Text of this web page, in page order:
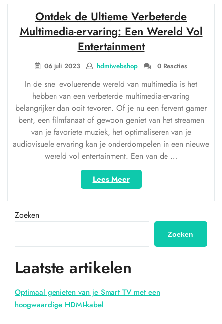
de
USB-
C
naar
HDMI-
kabel:
Geniet
van
haarscherp
beeld
en
geluid!”
Ontdek de Ultieme Verbeterde
Multimedia-ervaring: Een Wereld Vol
Entertainment
06 juli 2023 hdmiwebshop 0 Reacties
In de snel evoluerende wereld van multimedia is het
hebben van een verbeterde multimedia-ervaring
belangrijker dan ooit tevoren. Of je nu een fervent gamer
bent, een filmfanaat of gewoon geniet van het streamen
van je favoriete muziek, het optimaliseren van je
audiovisuele ervaring kan je onderdompelen in een nieuwe
wereld vol entertainment. Een van de …
Lees Meer“Ontdek
de
Ultieme
Multimedia-
Een
Vol
Zoeken
Zoeken
Laatste artikelen
Optimaal genieten van je Smart TV met een
hoogwaardige HDMI-kabel